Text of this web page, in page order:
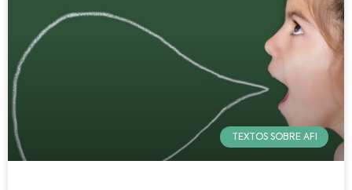
TEXTOS SOBRE AFI